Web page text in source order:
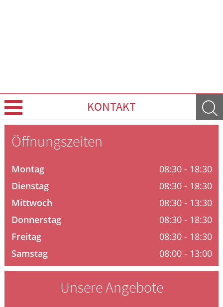
KONTAKT
Über uns
Ratgeber
GESUND IM ALTER
ELTERN UND KIND
Öffnungszeiten
Montag
08:30 - 18:30
Dienstag
08:30 - 18:30
Mittwoch
08:30 - 13:30
Donnerstag
08:30 - 18:30
Freitag
08:30 - 18:30
Samstag
08:00 - 13:00
Unsere Angebote